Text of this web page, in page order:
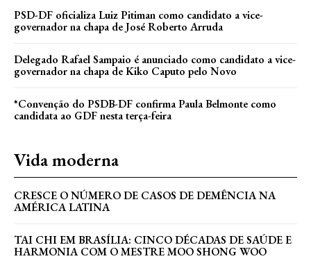
PSD-DF oficializa Luiz Pitiman como candidato a vice-
governador na chapa de José Roberto Arruda
Delegado Rafael Sampaio é anunciado como candidato a vice-
governador na chapa de Kiko Caputo pelo Novo
*Convenção do PSDB-DF confirma Paula Belmonte como
candidata ao GDF nesta terça-feira
Vida moderna
CRESCE O NÚMERO DE CASOS DE DEMÊNCIA NA
AMÉRICA LATINA
TAI CHI EM BRASÍLIA: CINCO DÉCADAS DE SAÚDE E
HARMONIA COM O MESTRE MOO SHONG WOO